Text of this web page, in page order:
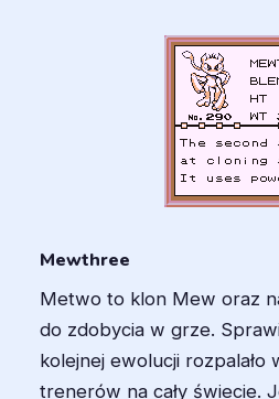
Mewthree
Metwo to klon Mew oraz
do zdobycia w grze.
kolejnej ewolucji rozpalało
trenerów na cały świecie.